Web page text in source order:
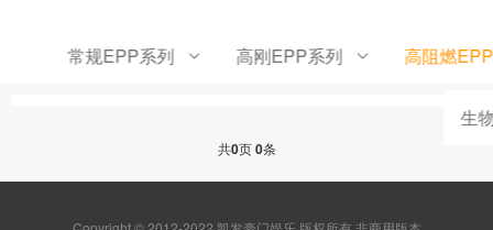
常规EPP系列 高刚EPP系列 高阻燃
生
共0页0条